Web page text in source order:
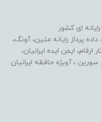
ای کشور
پرداز رایانه متین، آونگ،
ایمن ایده ایرانیان،
سورین ، آویژه حافظه ایرانیان